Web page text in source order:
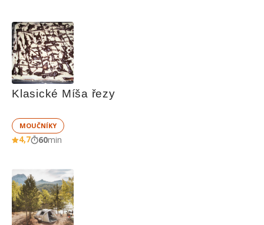
Klasické Míša řezy
MOUČNÍKY
4,7 60min